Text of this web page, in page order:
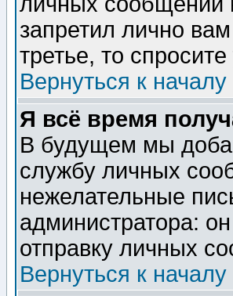
запретил лично
третье, то
Вернуться к началу
Я всё время
В будущем мы
службу личных
нежелательные
администратора:
отправку личных
Вернуться к началу